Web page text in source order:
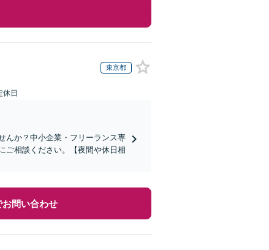
東京都
休日
んか？中小企業・フリーランス専
ご相談ください。【夜間や休日相
お問い合わせ